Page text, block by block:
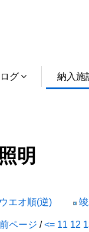
グ 納入施
明
エオ順(逆)
ページ /<= 11 12